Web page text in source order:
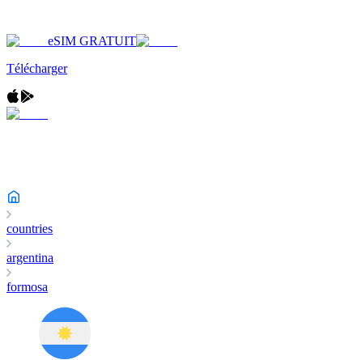
eSIM GRATUIT
Télécharger
countries
argentina
formosa